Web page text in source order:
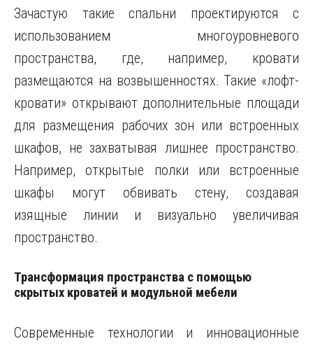
Зачастую такие спальни проектируются с
использованием многоуровневого
пространства, где, например, кровати
размещаются на возвышенностях. Такие «лофт-
кровати» открывают дополнительные площади
для размещения рабочих зон или встроенных
шкафов, не захватывая лишнее пространство.
Например, открытые полки или встроенные
шкафы могут обвивать стену, создавая
изящные линии и визуально увеличивая
пространство.
Трансформация пространства с помощью
скрытых кроватей и модульной мебели
Современные технологии и инновационные